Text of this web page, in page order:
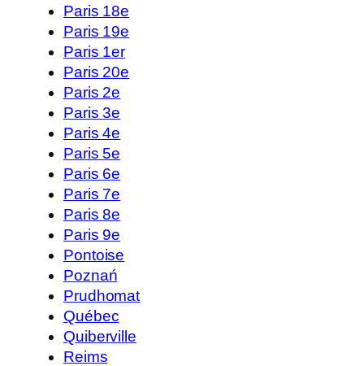
Paris 18e
Paris 19e
Paris 1er
Paris 20e
Paris 2e
Paris 3e
Paris 4e
Paris 5e
Paris 6e
Paris 7e
Paris 8e
Paris 9e
Pontoise
Poznań
Prudhomat
Québec
Quiberville
Reims